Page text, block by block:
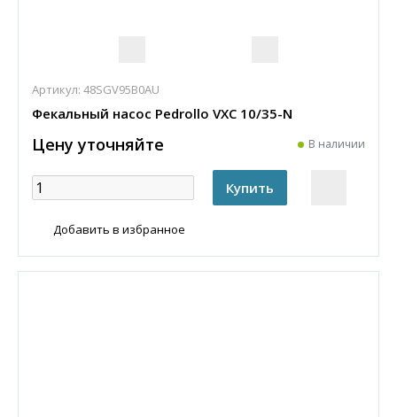
Артикул: 48SGV95B0AU
Фекальный насос Pedrollo VXC 10/35-N
Цену уточняйте В наличии
Добавить в избранное